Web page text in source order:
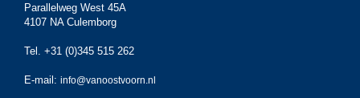
Parallelweg West 45A
4107 NA Culemborg
Tel. +31 (0)345 515 262
E-mail: info@vanoostvoorn.nl